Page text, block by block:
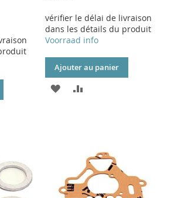
vérifier le délai de livraison
dans les détails du produit
Voorraad info
Ajouter au panier
AJOUTER
D’ENVIE